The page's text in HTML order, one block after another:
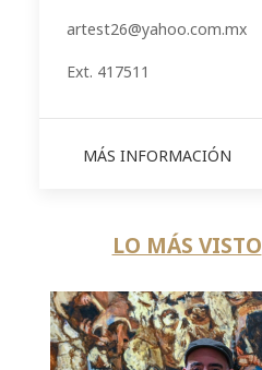
artest26@yahoo.com.mx
Ext. 417511
MÁS INFORMACIÓN
LO MÁS VISTO